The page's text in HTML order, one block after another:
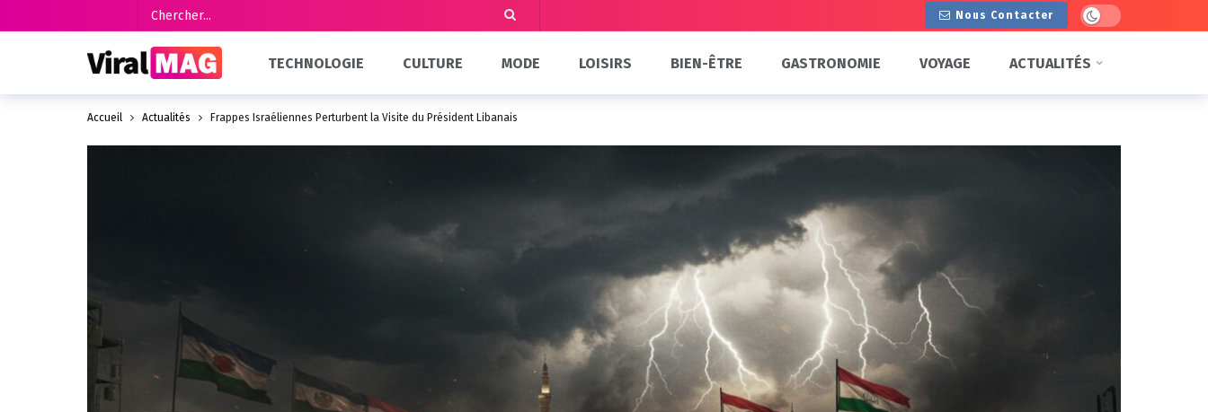
Nous Contacter Dark mode
TECHNOLOGIE CULTURE MODE LOISIRS BIEN-ÊTRE GASTRONOMIE VOYAGE ACTUALITÉS
Accueil Actualités Frappes Israéliennes Perturbent la Visite du Président Libanais